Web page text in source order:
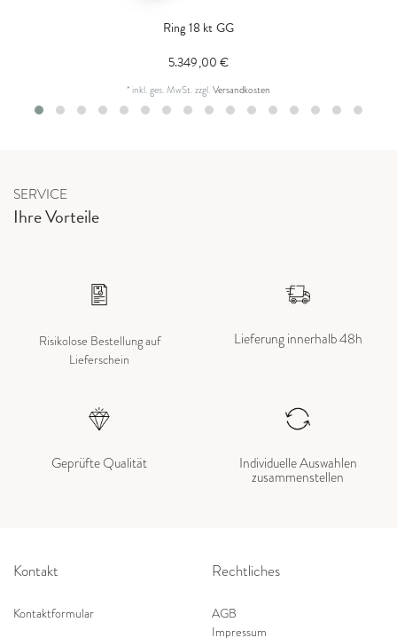
Ring 18 kt GG
5.349,00 €
* inkl. ges. MwSt.zzgl.Versandkosten
SERVICE
Ihre Vorteile
Risikolose Bestellung auf
Lieferschein
Lieferung innerhalb 48h
Geprüfte Qualität Individuelle Auswahlen
zusammenstellen
Kontakt
Kontaktformular
Rechtliches
AGB
Impressum